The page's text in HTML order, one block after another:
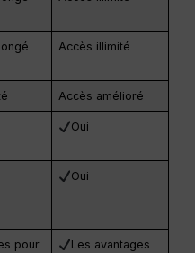
Accès illimité
Accès amélioré
Oui
Oui
pour
Les avantages